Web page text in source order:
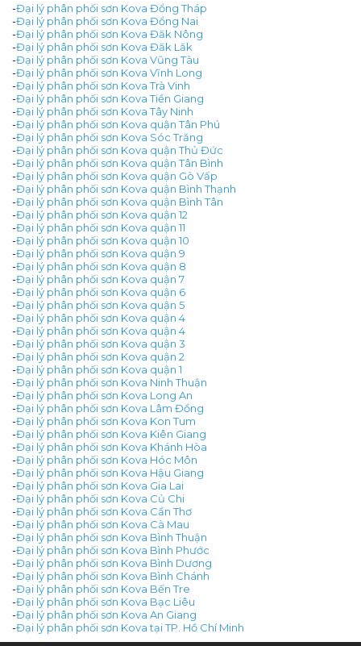
-Đại lý phân phối sơn Kova Đồng Tháp
-Đại lý phân phối sơn Kova Đồng Nai
-Đại lý phân phối sơn Kova Đăk Nông
-Đại lý phân phối sơn Kova Đăk Lăk
-Đại lý phân phối sơn Kova Vũng Tàu
-Đại lý phân phối sơn Kova Vĩnh Long
-Đại lý phân phối sơn Kova Trà Vinh
-Đại lý phân phối sơn Kova Tiền Giang
-Đại lý phân phối sơn Kova Tây Ninh
-Đại lý phân phối sơn Kova quận Tân Phú
-Đại lý phân phối sơn Kova Sóc Trăng
-Đại lý phân phối sơn Kova quận Thủ Đức
-Đại lý phân phối sơn Kova quận Tân Bình
-Đại lý phân phối sơn Kova quận Gò Vấp
-Đại lý phân phối sơn Kova quận Bình Thạnh
-Đại lý phân phối sơn Kova quận Bình Tân
-Đại lý phân phối sơn Kova quận 12
-Đại lý phân phối sơn Kova quận 11
-Đại lý phân phối sơn Kova quận 10
-Đại lý phân phối sơn Kova quận 9
-Đại lý phân phối sơn Kova quận 8
-Đại lý phân phối sơn Kova quận 7
-Đại lý phân phối sơn Kova quận 6
-Đại lý phân phối sơn Kova quận 5
-Đại lý phân phối sơn Kova quận 4
-Đại lý phân phối sơn Kova quận 4
-Đại lý phân phối sơn Kova quận 3
-Đại lý phân phối sơn Kova quận 2
-Đại lý phân phối sơn Kova quận 1
-Đại lý phân phối sơn Kova Ninh Thuận
-Đại lý phân phối sơn Kova Long An
-Đại lý phân phối sơn Kova Lâm Đồng
-Đại lý phân phối sơn Kova Kon Tum
-Đại lý phân phối sơn Kova Kiên Giang
-Đại lý phân phối sơn Kova Khánh Hòa
-Đại lý phân phối sơn Kova Hóc Môn
-Đại lý phân phối sơn Kova Hậu Giang
-Đại lý phân phối sơn Kova Gia Lai
-Đại lý phân phối sơn Kova Củ Chi
-Đại lý phân phối sơn Kova Cần Thơ
-Đại lý phân phối sơn Kova Cà Mau
-Đại lý phân phối sơn Kova Bình Thuận
-Đại lý phân phối sơn Kova Bình Phước
-Đại lý phân phối sơn Kova Bình Dương
-Đại lý phân phối sơn Kova Bình Chánh
-Đại lý phân phối sơn Kova Bến Tre
-Đại lý phân phối sơn Kova Bạc Liêu
-Đại lý phân phối sơn Kova An Giang
-Đại lý phân phối sơn Kova tại TP. Hồ Chí Minh